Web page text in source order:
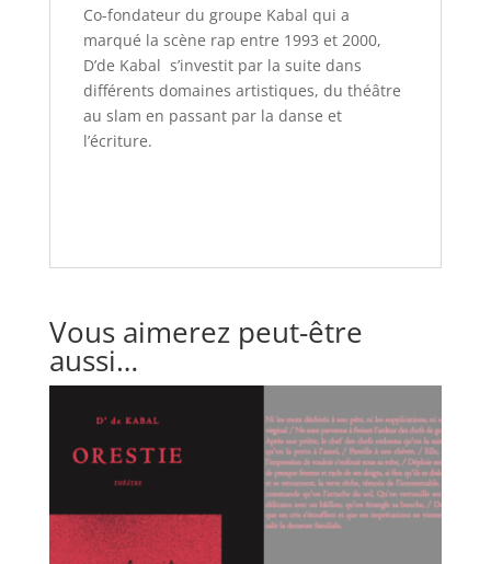
Co-fondateur du groupe Kabal qui a
marqué la scène rap entre 1993 et 2000,
D’de Kabal s’investit par la suite dans
différents domaines artistiques, du théâtre
au slam en passant par la danse et
l’écriture.
Vous aimerez peut-être
aussi…